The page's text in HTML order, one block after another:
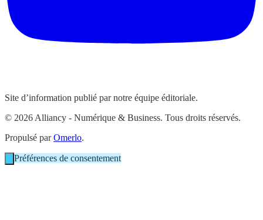
Site d’information publié par notre équipe éditoriale.
© 2026 Alliancy - Numérique & Business. Tous droits réservés.
Propulsé parOmerlo.
Préférences de consentement